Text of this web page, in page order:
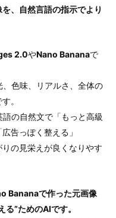
、自然言語の指示でより
2.0やNano Bananaで
色味、リアルさ、全体の
。
の自然文で「もっと高級
告っぽく整える」
の見栄えが良くなりやす
Bananaで作った元画像
”ためのAIです。